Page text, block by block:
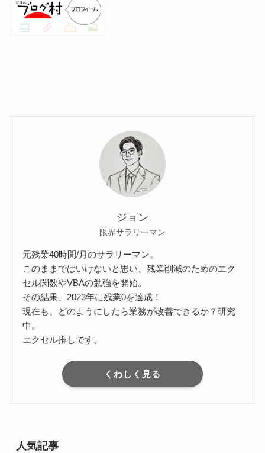
ジョン
限界サラリーマン
元残業40時間/月のサラリーマン。
このままではいけないと思い、残業削減のためのエク
セル関数やVBAの勉強を開始。
その結果、2023年に残業0を達成！
現在も、どのようにしたら業務が改善できるか？研究
中。
エクセル推しです。
くわしく見る
人気記事